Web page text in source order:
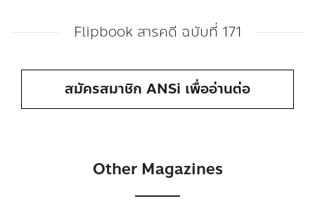
Flipbook สารคดี ฉบับที่ 171
สมัครสมาชิก ANSi เพื่ออ่านต่อ
Other Magazines